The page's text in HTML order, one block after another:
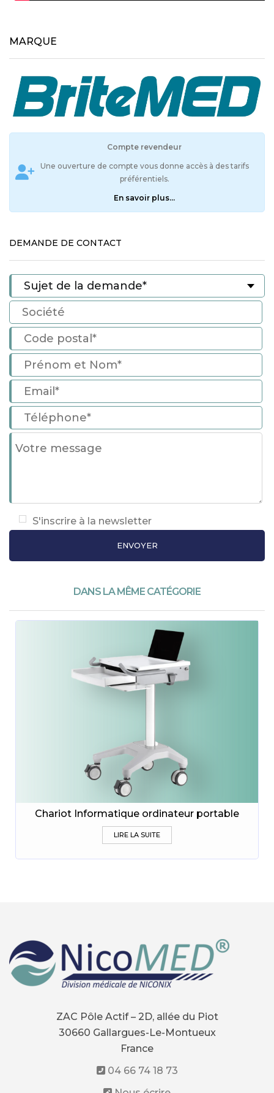
Compte revendeur
Une ouverture de compte vous donne accès à des tarifs
préférentiels.
En savoir plus...
DEMANDE DE CONTACT
S'inscrire à la newsletter
DANS LA MÊME CATÉGORIE
Chariot Informatique ordinateur portable
LIRE LA SUITE
ZAC Pôle Actif – 2D, allée du Piot
30660 Gallargues-Le-Montueux
France
04 66 74 18 73